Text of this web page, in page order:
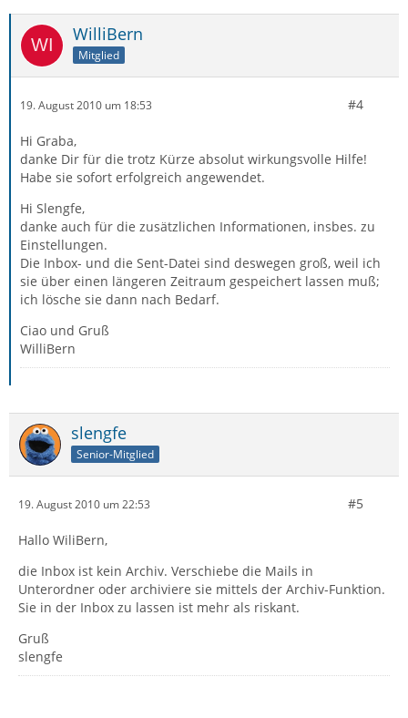
WilliBern
Mitglied
19. August 2010 um 18:53 #4
Hi Graba,
danke Dir für die trotz Kürze absolut wirkungsvolle Hilfe!
Habe sie sofort erfolgreich angewendet.
Hi Slengfe,
danke auch für die zusätzlichen Informationen, insbes. zu
Einstellungen.
Die Inbox- und die Sent-Datei sind deswegen groß, weil ich
sie über einen längeren Zeitraum gespeichert lassen muß;
ich lösche sie dann nach Bedarf.
Ciao und Gruß
WilliBern
slengfe
Senior-Mitglied
19. August 2010 um 22:53 #5
Hallo WiliBern,
die Inbox ist kein Archiv. Verschiebe die Mails in
Unterordner oder archiviere sie mittels der Archiv-Funktion.
Sie in der Inbox zu lassen ist mehr als riskant.
Gruß
slengfe